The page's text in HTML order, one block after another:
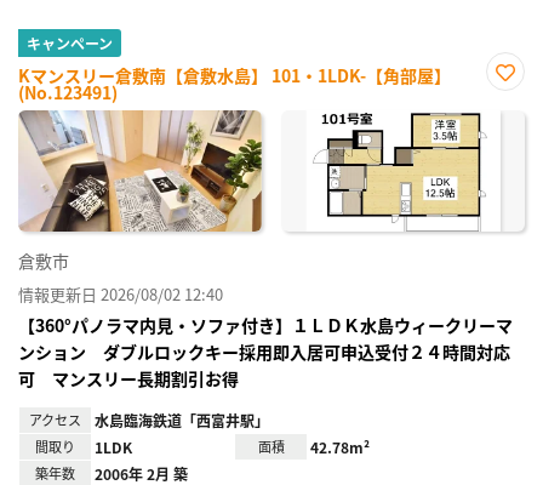
キャンペーン
Kマンスリー倉敷南【倉敷水島】 101・1LDK-【角部屋】
(No.123491)
に入
倉敷市
情報更新日 2026/08/02 12:40
【360°パノラマ内見・ソファ付き】１ＬＤＫ水島ウィークリーマ
ンション ダブルロックキー採用即入居可申込受付２４時間対応
可 マンスリー長期割引お得
アクセス 水島臨海鉄道「西富井駅」
間取り 1LDK 面積 42.78m²
築年数 2006年 2月 築